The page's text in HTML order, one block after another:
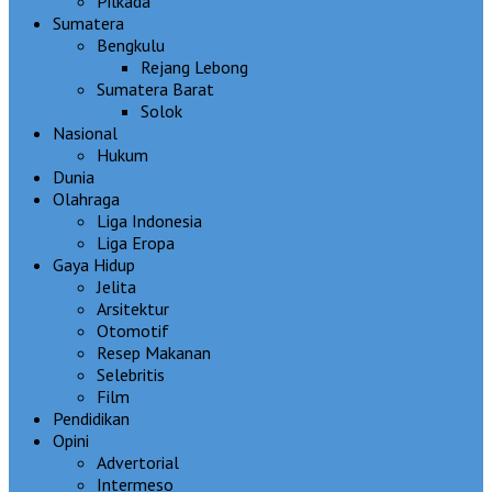
Sumatera
Bengkulu
Rejang Lebong
Sumatera Barat
Solok
Nasional
Hukum
Dunia
Olahraga
Liga Indonesia
Liga Eropa
Gaya Hidup
Jelita
Arsitektur
Otomotif
Resep Makanan
Selebritis
Film
Pendidikan
Opini
Advertorial
Intermeso